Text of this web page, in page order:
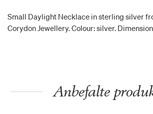
Small Daylight Necklace in sterling silver
Corydon Jewellery. Colour: silver.
Anbefalte